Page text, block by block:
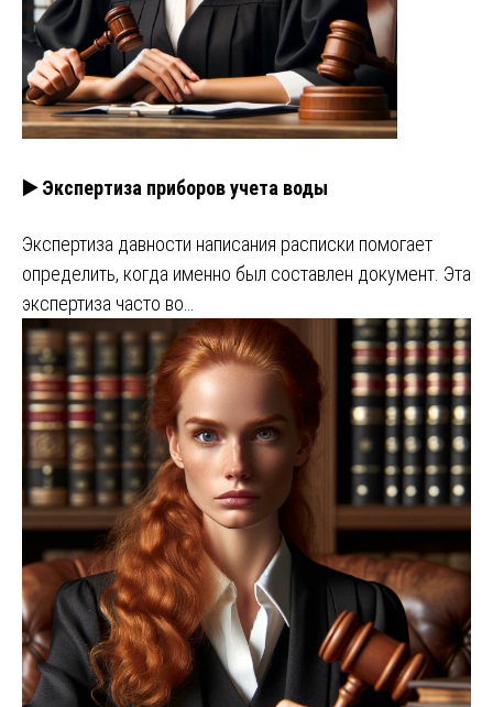
▶️ Экспертиза приборов учета воды
Экспертиза давности написания расписки помогает
определить, когда именно был составлен документ. Эта
экспертиза часто во…